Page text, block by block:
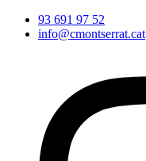
93 691 97 52
info@cmontserrat.cat